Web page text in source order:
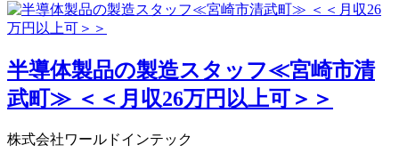
半導体製品の製造スタッフ≪宮崎市清
武町≫ ＜＜月収26万円以上可＞＞
株式会社ワールドインテック